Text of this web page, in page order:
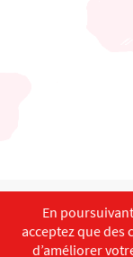
Copyright ©
En
acceptez que des
d’améliorer